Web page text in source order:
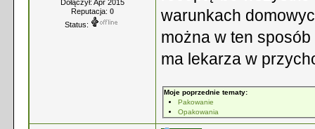
Dołączył: Apr 2015
Reputacja: 0
Status:
warunkach
można w ten
ma lekarza w
Moje poprzednie tematy:
Pakowanie
Opakowania